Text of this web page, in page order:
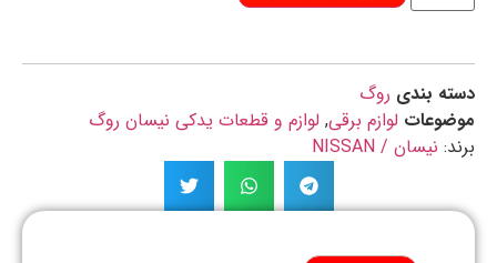
بندی روگ
لوازم برقی,لوازم و قطعات یدکی نیسان روگ
نیسان / NISSAN